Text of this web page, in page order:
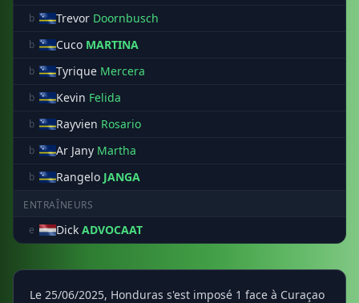
b Trevor Doornbusch
b Cuco MARTINA
b Tyrique Mercera
b Kevin Felida
b Rayvien Rosario
b Ar Jany Martha
b Rangelo JANGA
ENTRAÎNEURS
e
Dick ADVOCAAT
Le 25/06/2025, Honduras s'est imposé 1 face à Curaçao